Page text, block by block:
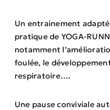
Un entrainement
pratique de YOGA-
notamment
foulée, le
respiratoire….
Une pause conviviale